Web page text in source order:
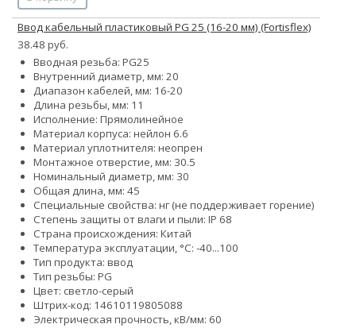
Ввод кабельный пластиковый PG 25 (16-20 мм) (Fortisflex)
38.48 руб.
Вводная резьба: PG25
Внутренний диаметр, мм: 20
Диапазон кабелей, мм: 16-20
Длина резьбы, мм: 11
Исполнение: Прямолинейное
Материал корпуса: нейлон 6.6
Материал уплотнителя: неопрен
Монтажное отверстие, мм: 30.5
Номинальный диаметр, мм: 30
Общая длина, мм: 45
Специальные свойства: нг (не поддерживает горение)
Степень защиты от влаги и пыли: IP 68
Страна происхождения: Китай
Температура эксплуатации, °С: -40...100
Тип продукта: ввод
Тип резьбы: PG
Цвет: светло-серый
Штрих-код: 14610119805088
Электрическая прочность, кВ/мм: 60